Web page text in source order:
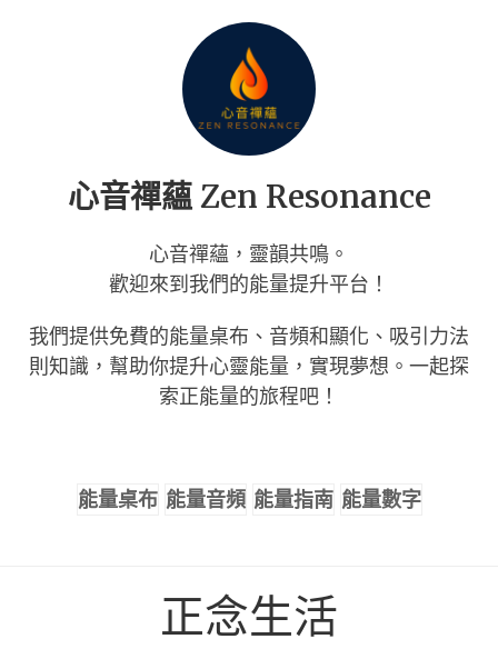
心音禪蘊 Zen Resonance
心音禪蘊，靈韻共鳴。
歡迎來到我們的能量提升平台！
我們提供免費的能量桌布、音頻和顯化、吸引力法
則知識，幫助你提升心靈能量，實現夢想。一起探
索正能量的旅程吧！
能量桌布 能量音頻 能量指南 能量數字
正念生活